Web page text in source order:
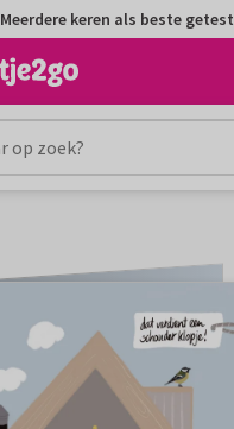
Meerdere keren als beste getest